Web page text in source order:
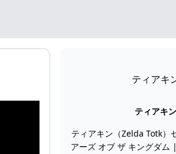
ティアキ
ティアキン
ティアキン（Zelda Totk）
アーズ オブ ザ キングダム